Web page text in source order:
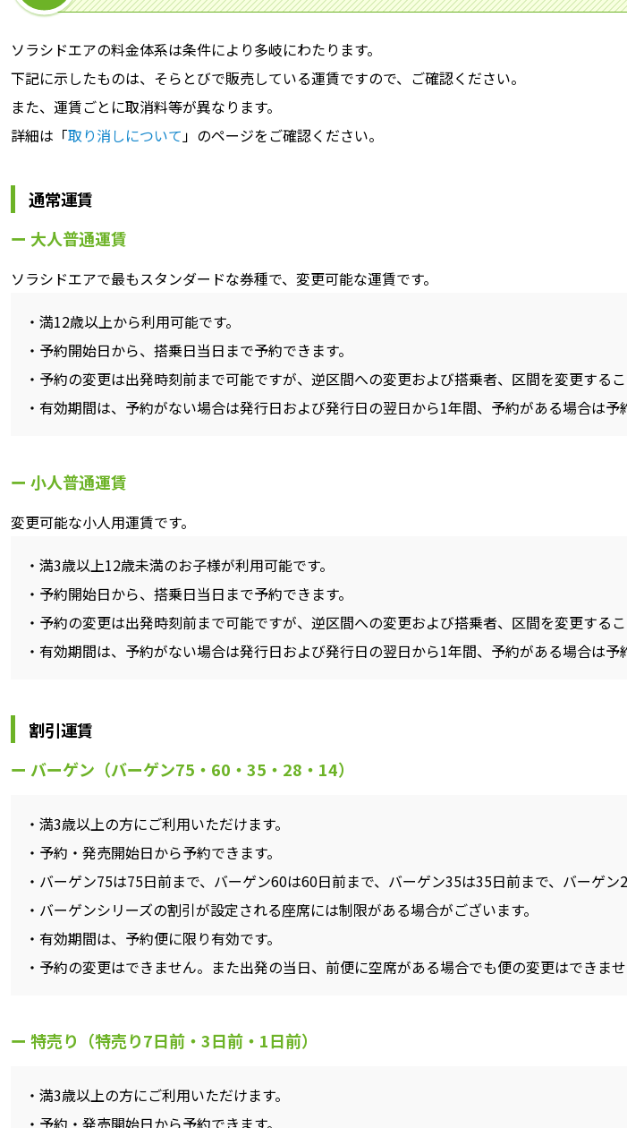
ソラシドエアの料金体系は条件により多岐にわたります。
下記に示したものは、そらとびで販売している運賃ですので、ご確認ください。
また、運賃ごとに取消料等が異なります。
詳細は「取り消しについて 」のページをご確認ください。
通常運賃
大人普通運賃
ソラシドエアで最もスタンダードな券種で、変更可能な運賃です。
満12歳以上から利用可能です。
予約開始日から、搭乗日当日まで予約できます。
予約の変更は出発時刻前まで可能ですが、逆区間への変更および搭乗者、区間を変更するこ
有効期間は、予約がない場合は発行日および発行日の翌日から1年間、予約がある場合は予
小人普通運賃
変更可能な小人用運賃です。
満3歳以上12歳未満のお子様が利用可能です。
予約開始日から、搭乗日当日まで予約できます。
予約の変更は出発時刻前まで可能ですが、逆区間への変更および搭乗者、区間を変更するこ
有効期間は、予約がない場合は発行日および発行日の翌日から1年間、予約がある場合は予
割引運賃
バーゲン（バーゲン75・60・35・28・14）
満3歳以上の方にご利用いただけます。
予約・発売開始日から予約できます。
バーゲン75は75日前まで、バーゲン60は60日前まで、バーゲン35は35日前まで、バーゲン
バーゲンシリーズの割引が設定される座席には制限がある場合がございます。
有効期間は、予約便に限り有効です。
予約の変更はできません。また出発の当日、前便に空席がある場合でも便の変更はできませ
特売り（特売り7日前・3日前・1日前）
満3歳以上の方にご利用いただけます。
予約・発売開始日から予約できます。